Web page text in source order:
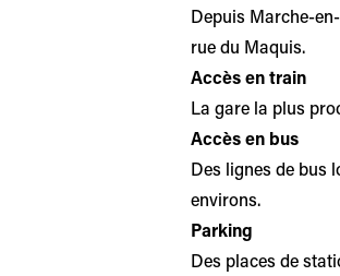
Depuis Marche-
rue du Maquis.
Accès en train
La gare la plus
Accès en bus
Des lignes de bus
environs.
Parking
Des places de